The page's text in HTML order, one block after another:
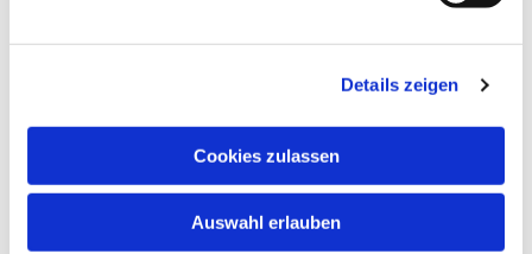
Details zeigen
Cookies zulassen
Auswahl erlauben